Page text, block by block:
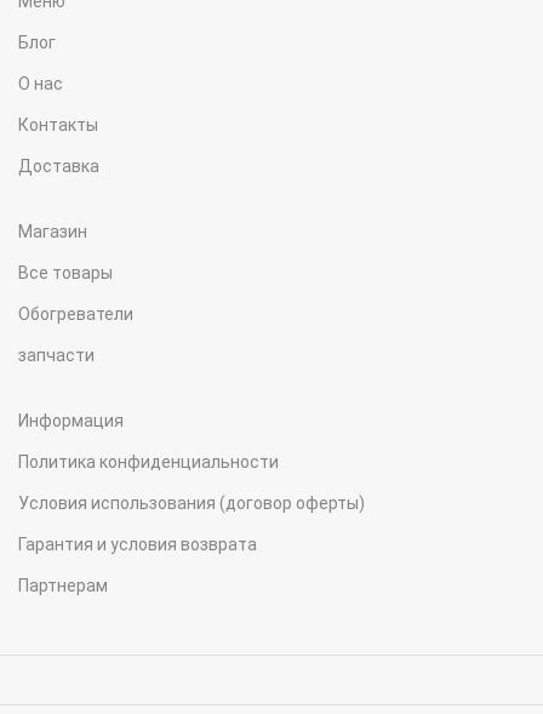
Блог
О нас
Контакты
Доставка
Магазин
Все товары
Обогреватели
запчасти
Информация
Политика конфиденциальности
Условия использования (договор оферты)
Гарантия и условия возврата
Партнерам